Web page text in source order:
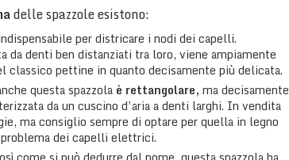
delle spazzole esistono:
per districare i nodi dei capelli.
da denti ben distanziati tra loro, viene ampiamente
pettine in quanto decisamente più delicata.
questa spazzola è rettangolare, ma decisamente
da un cuscino d’aria a denti larghi. In vendita
ma consiglio sempre di optare per quella in legno
dei capelli elettrici.